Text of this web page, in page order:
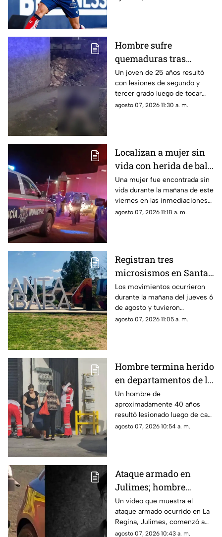
Cup 2026
Hombre sufre
quemaduras tras
recibir descarga
eléctrica por cable
expuesto en banqueta
de Ciudad Juárez
Un joven de 25 años resultó
con lesiones de segundo y
tercer grado luego de tocar
accidentalmente un cable con
agosto 07, 2026 11:30 a. m.
Localizan a mujer sin
vida con herida de bala
en la cabeza cerca del
Campo 34 en
Cuauhtémoc
Una mujer fue encontrada sin
vida durante la mañana de este
viernes en las inmediaciones
del Campo 34, en el municipio
agosto 07, 2026 11:18 a. m.
Registran tres
microsismos en Santa
Bárbara; tuvieron
epicentro cerca de
Parral
Los movimientos ocurrieron
durante la mañana del jueves 6
de agosto y tuvieron
magnitudes de entre 2.2 y 2.4
agosto 07, 2026 11:05 a. m.
Hombre termina herido
en departamentos de la
Juan Escutia; así lo
encontraron
Un hombre de
aproximadamente 40 años
resultó lesionado luego de caer
desde un balcón ubicado a
agosto 07, 2026 10:54 a. m.
Ataque armado en
Julimes; hombre
dispara a otro por
conflicto |VIDEO
Un video que muestra el
ataque armado ocurrido en La
Regina, Julimes, comenzó a
difundirse en redes sociales.
agosto 07, 2026 10:43 a. m.